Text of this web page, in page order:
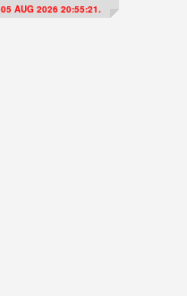
05 AUG 2026 20:55:21.